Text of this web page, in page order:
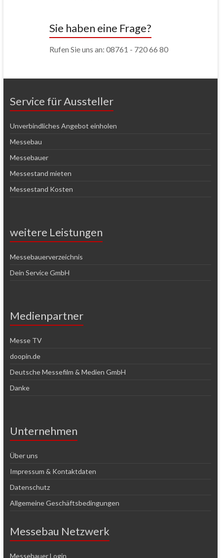
Sie haben eine Frage?
Rufen Sie uns an: 08761 - 720 66 80
Service für Aussteller
Unverbindliches Angebot einholen
Messebau
Messebauer
Messestand mieten
Messestand Kosten
weitere Leistungen
Messebauerverzeichnis
Dein Service GmbH
Medienpartner
Messe TV
doopin.de
Deutsche Messefilm & Medien GmbH
Danke
Unternehmen
Über uns
Impressum & Kontaktdaten
Datenschutz
Allgemeine Geschäftsbedingungen
Messebau Netzwerk
Messebauer Login